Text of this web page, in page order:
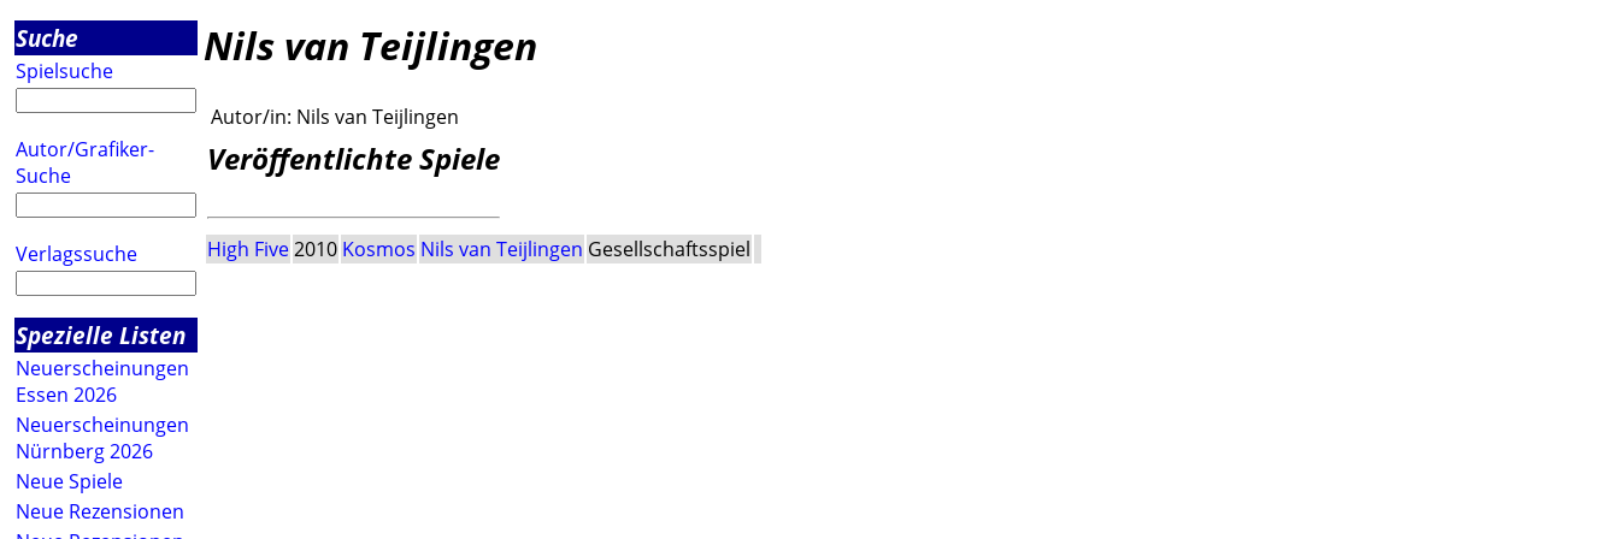
Suche
Spielsuche
Autor/Grafiker-
Suche
Verlagssuche
Spezielle Listen
Neuerscheinungen
Essen 2026
Neuerscheinungen
Nürnberg 2026
Neue Spiele
Neue Rezensionen
Nils van Teijlingen
Autor/in: Nils van Teijlingen
Veröffentlichte Spiele
High Five2010 Kosmos Nils van Teijlingen Gesellschaftsspiel